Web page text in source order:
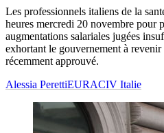
Les professionnels italiens de la
heures mercredi 20 novembre pour
augmentations salariales jugées
exhortant le gouvernement à
récemment approuvé.
Alessia PerettiEURACIV Italie